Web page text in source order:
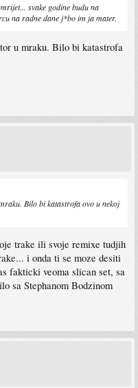
svake godine budu na
na radne dane j*bo im ja mater.
u mraku. Bilo bi katastrofa
Bilo bi katastrofa ovo u nekoj
trake ili svoje remixe tudjih
i onda ti se moze desiti
fakticki veoma slican set, sa
sa Stephanom Bodzinom